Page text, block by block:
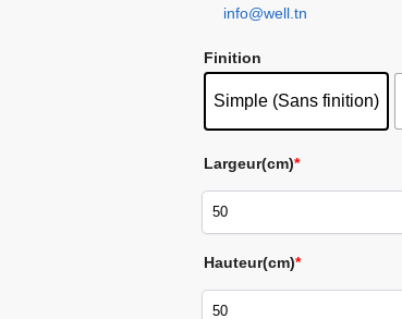
info@well.tn
Finition
Simple (Sans finition)
Largeur(cm)*
Hauteur(cm)*